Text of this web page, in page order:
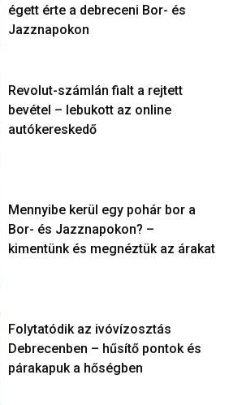
égett érte a debreceni Bor- és
Jazznapokon
Revolut-számlán fialt a rejtett
bevétel – lebukott az online
autókereskedő
Mennyibe kerül egy pohár bor a
Bor- és Jazznapokon? –
kimentünk és megnéztük az árakat
Folytatódik az ivóvízosztás
Debrecenben – hűsítő pontok és
párakapuk a hőségben